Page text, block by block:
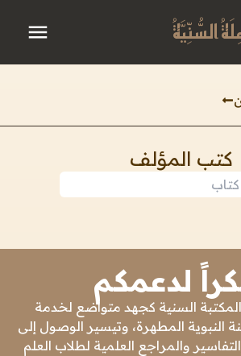
السُّنِّيَّةُ
كتب المؤلف
لدعمكم
السنية كجهد متواضع لخدمة
النبوية المطهرة، وتيسير الوصول إلى
والمراجع العلمية لطلاب العلم